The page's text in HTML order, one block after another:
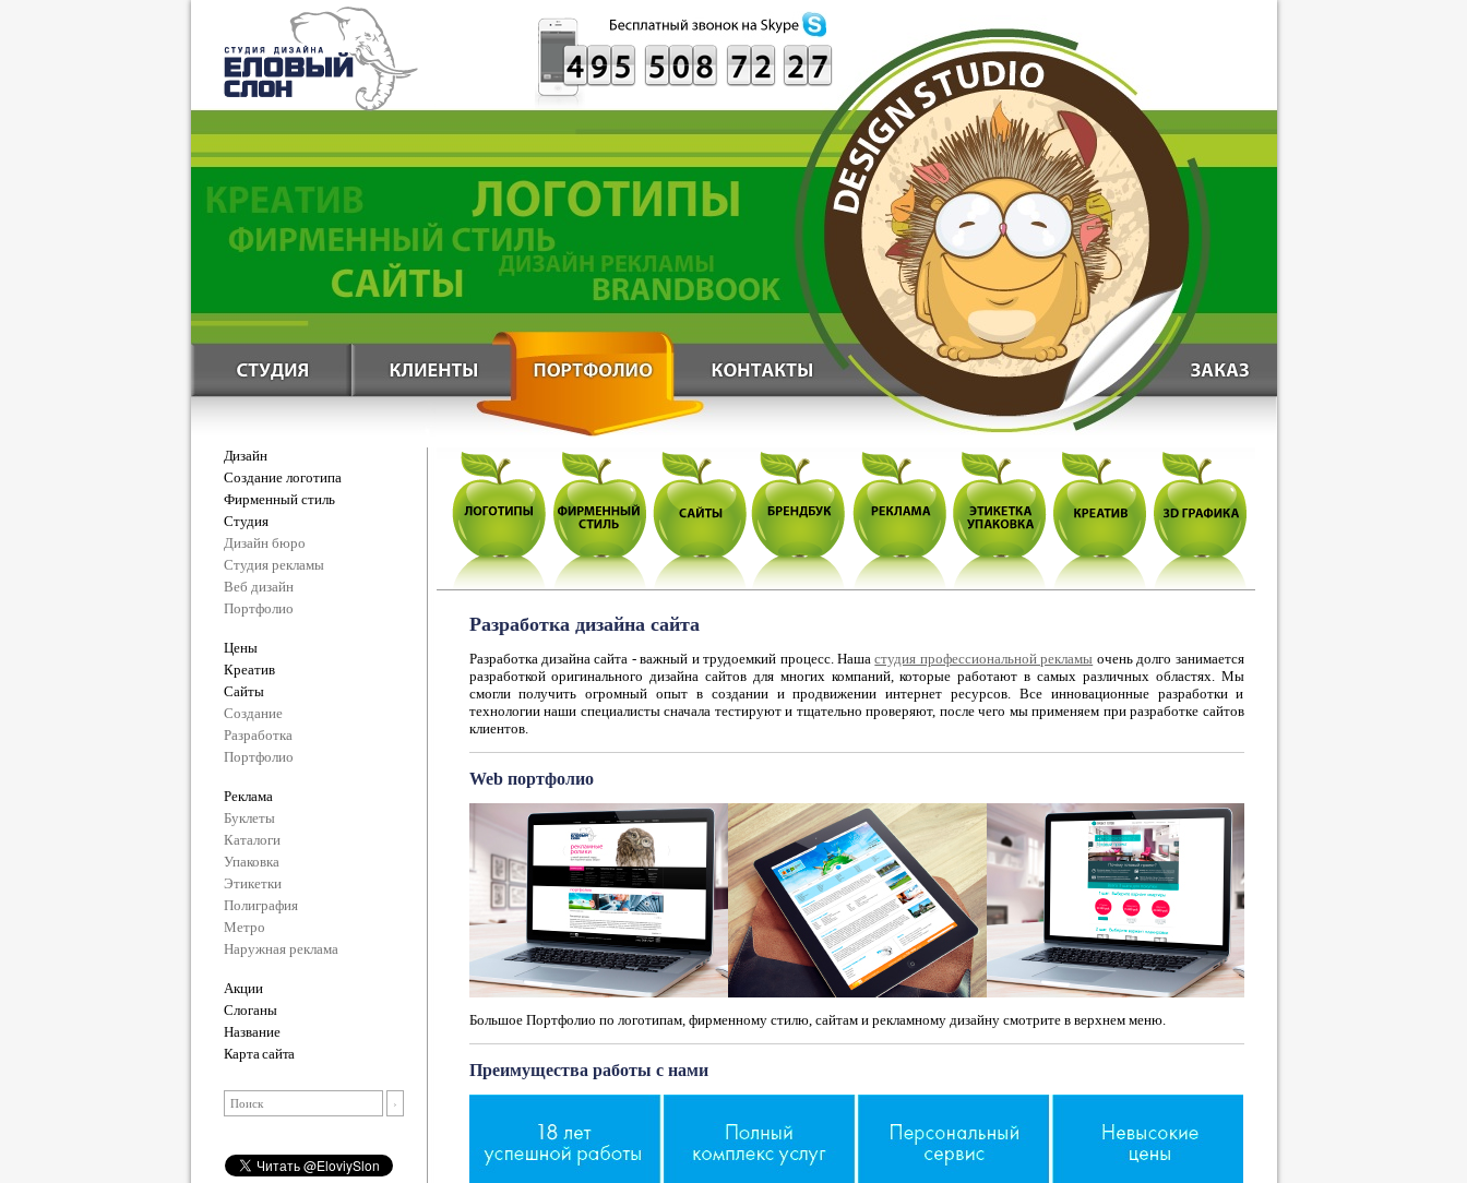
Дизайн
Создание логотипа
Фирменный стиль
Студия
Дизайн бюро
Студия рекламы
Веб дизайн
Портфолио
Цены
Креатив
Сайты
Создание
Разработка
Портфолио
Реклама
Буклеты
Каталоги
Упаковка
Этикетки
Полиграфия
Метро
Наружная реклама
Акции
Слоганы
Название
Карта сайта
Разработка дизайна сайта
Разработка дизайна сайта - важный и трудоемкий процесс. Нашастудия профессиональной рекламы очень долго занимается
разработкой оригинального дизайна сайтов для многих компаний, которые работают в самых различных областях. Мы
смогли получить огромный опыт в создании и продвижении интернет ресурсов. Все инновационные разработки и
технологии наши специалисты сначала тестируют и тщательно проверяют, после чего мы применяем при разработке сайтов
клиентов.
Web портфолио
Большое Портфолио по логотипам, фирменному стилю, сайтам и рекламному дизайну смотрите в верхнем меню.
Преимущества работы с нами